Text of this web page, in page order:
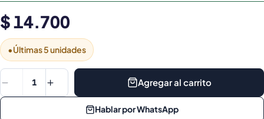
$ 14.700
•Últimas 5 unidades
1 Agregar al carrito
Hablar por WhatsApp